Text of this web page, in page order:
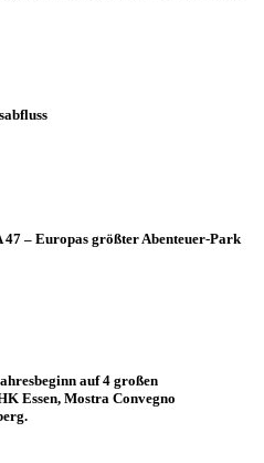
– Europas größter Abenteuer-Park
auf 4 großen
Essen, Mostra Convegno